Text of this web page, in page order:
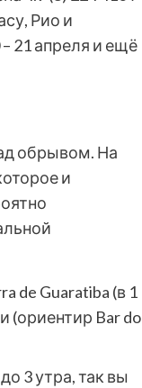
Рио и
– 21 апреля и ещё
обрывом. На
и
de Guaratiba (в 1
(ориентир Bar do
3 утра, так вы